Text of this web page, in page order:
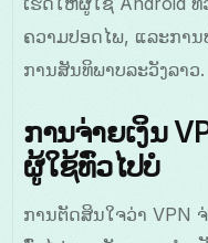
ຄວາມປອດໄພ, ແລະກາ
ການສັນທິພາບລະວັງລາວ.
ການຈ່າຍເງິນ
ຜູ້ໃຊ້ທົ່ວໄປບໍ
ການຕັດສິນໃຈວ່າ VPN